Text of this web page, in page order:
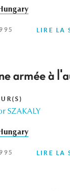
LIRE LA
armée à
SZAKALY
LIRE LA